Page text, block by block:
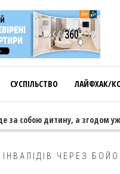
СУСПІЛЬСТВО ЛАЙФХАК/
собою дитину, а згодом
ІНВАЛІДІВ ЧЕРЕЗ